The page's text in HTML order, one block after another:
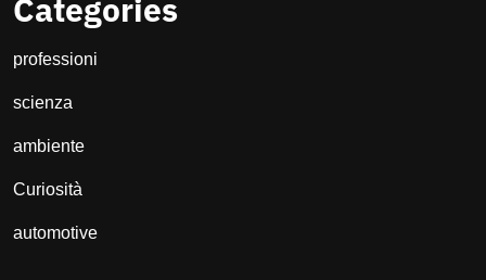
Categories
professioni
scienza
ambiente
Curiosità
automotive